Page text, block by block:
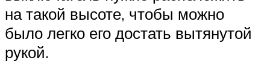
на такой высоте, чтобы можно
было легко его достать вытянутой
рукой.